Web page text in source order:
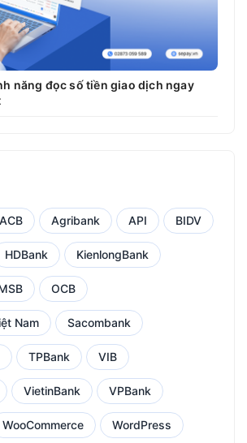
năng đọc số tiền giao dịch ngay
ACB Agribank API BIDV
HDBank KienlongBank
OCB
Nam Sacombank
TPBank VIB
VietinBank VPBank
WooCommerce WordPress